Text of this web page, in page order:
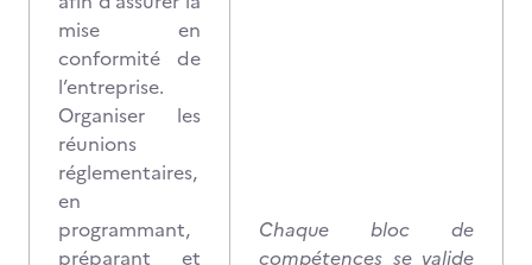
mise en
conformité de
l’entreprise.
Organiser les
réunions
réglementaires,
en
programmant,
préparant et
Chaque bloc de
compétences se valide